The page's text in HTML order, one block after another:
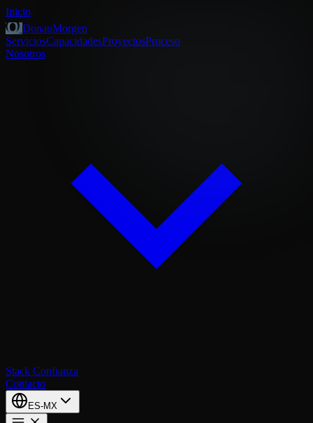
Inicio
DonauMorgen
ServiciosCapacidadesProyectosProceso
Nosotros
Stack Confianza
Contacto
ES-MX